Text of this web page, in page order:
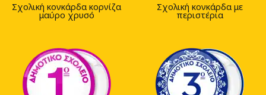
Σχολική κονκάρδα κορνίζα
μαύρο χρυσό
Σχολική κονκάρδα με
περιστέρια